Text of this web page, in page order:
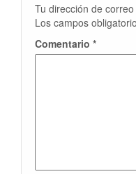
Tu dirección de
Los campos
Comentario *